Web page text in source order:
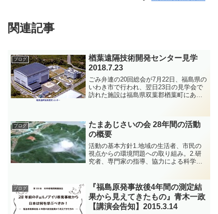
関連記事
ブログ
楢葉遠隔技術開発センター見学
2018.7.23
ごみ弁連の20回総会が7月22日、福島県の
いわき市で行われ、翌日23日の見学会で
訪れた施設は福島県双葉郡楢葉町にある
技術開発センターでした。主催者がこの
施設を見学コース...
ブログ
たまあじさいの会 28年間の活動
の概要
活動の基本方針1.地域の生活者、市民の
視点からの環境問題への取り組み。2.研
究者、専門家の指導、協力による科学的
活動（1998年4月～２００２年6月）最終
処分場から...
ブログ
『福島原発事故後4年間の測定結
果から見えてきたもの』青木一政
【講演会告知】2015.3.14